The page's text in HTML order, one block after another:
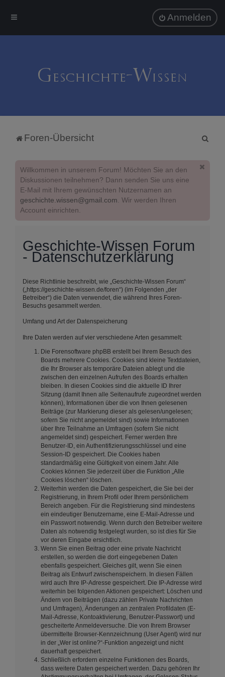
Anmelden
Foren-Übersicht
Willkommen in unserem Forum! Möchten Sie an den
Diskussionen teilnehmen? Dann senden Sie uns eine
E-Mail mit Ihrem gewünschten Nutzernamen an
geschichte.wissen@gmail.com. Wir werden Ihren
Account einrichten.
Geschichte-Wissen Forum
- Datenschutzerklärung
Diese Richtlinie beschreibt, wie „Geschichte-Wissen Forum“
(„https://geschichte-wissen.de/foren“) (im Folgenden „der
Betreiber“) die Daten verwendet, die während Ihres Foren-
Besuchs gesammelt werden.
Umfang und Art der Datenspeicherung
Ihre Daten werden auf vier verschiedene Arten gesammelt:
Die Forensoftware phpBB erstellt bei Ihrem Besuch des
Boards mehrere Cookies. Cookies sind kleine Textdateien,
die Ihr Browser als temporäre Dateien ablegt und die
zwischen den einzelnen Aufrufen des Boards erhalten
bleiben. In diesen Cookies sind die aktuelle ID Ihrer
Sitzung (damit Ihnen alle Seitenaufrufe zugeordnet werden
können), Informationen über die von Ihnen gelesenen
Beiträge (zur Markierung dieser als gelesen/ungelesen;
sofern Sie nicht angemeldet sind) sowie Informationen
über Ihre Teilnahme an Umfragen (sofern Sie nicht
angemeldet sind) gespeichert. Ferner werden Ihre
Benutzer-ID, ein Authentifizierungsschlüssel und eine
Session-ID gespeichert. Die Cookies haben
standardmäßig eine Gültigkeit von einem Jahr. Alle
Cookies können Sie jederzeit über die Funktion „Alle
Cookies löschen“ löschen.
Weiterhin werden die Daten gespeichert, die Sie bei der
Registrierung, in Ihrem Profil oder Ihrem persönlichem
Bereich angeben. Für die Registrierung sind mindestens
ein eindeutiger Benutzername, eine E-Mail-Adresse und
ein Passwort notwendig. Wenn durch den Betreiber weitere
Daten als notwendig festgelegt wurden, so ist dies für Sie
vor deren Eingabe ersichtlich.
Wenn Sie einen Beitrag oder eine private Nachricht
erstellen, so werden die dort eingegebenen Daten
ebenfalls gespeichert. Gleiches gilt, wenn Sie einen
Beitrag als Entwurf zwischenspeichern. In diesen Fällen
wird auch Ihre IP-Adresse gespeichert. Die IP-Adresse wird
weiterhin bei folgenden Aktionen gespeichert: Löschen und
Ändern von Beiträgen (dazu zählen Private Nachrichten
und Umfragen), Änderungen an zentralen Profildaten (E-
Mail-Adresse, Kontoaktivierung, Benutzer-Passwort) und
gescheiterte Anmeldeversuche. Die von Ihrem Browser
übermittelte Browser-Kennzeichnung (User Agent) wird nur
in der „Wer ist online?“-Funktion angezeigt und nicht
dauerhaft gespeichert.
Schließlich erfordern einzelne Funktionen des Boards,
dass weitere Daten gespeichert werden. Dazu gehören Ihr